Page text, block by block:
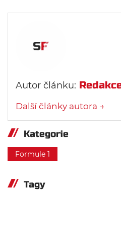
Autor článku:
Další články autora →
Kategorie
Formule 1
Tagy